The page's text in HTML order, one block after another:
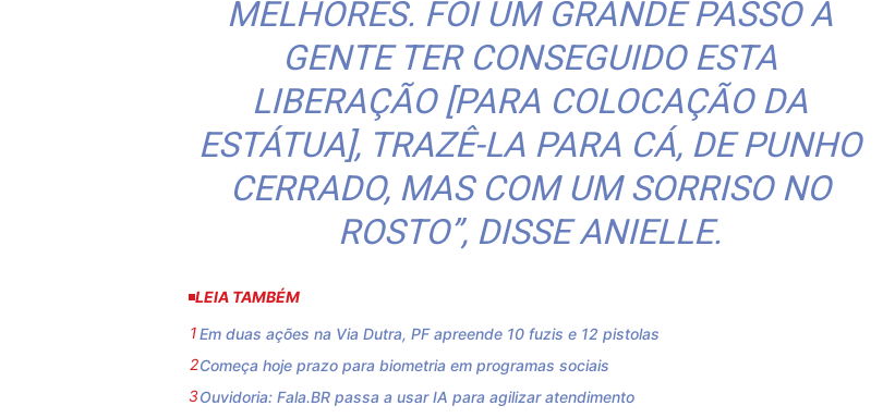
MELHORES. FOI UM GRANDE PASSO A
GENTE TER CONSEGUIDO ESTA
LIBERAÇÃO [PARA COLOCAÇÃO DA
ESTÁTUA], TRAZÊ-LA PARA CÁ, DE PUNHO
CERRADO, MAS COM UM SORRISO NO
ROSTO”, DISSE ANIELLE.
LEIA TAMBÉM
Em duas ações na Via Dutra, PF apreende 10 fuzis e 12 pistolas
Começa hoje prazo para biometria em programas sociais
Ouvidoria: Fala.BR passa a usar IA para agilizar atendimento